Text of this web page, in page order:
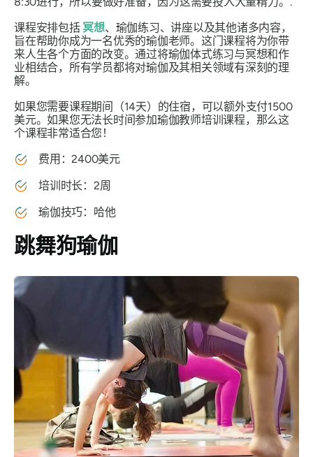
课程安排包括 冥想、瑜伽练习、讲座以及其他诸多内容，
旨在帮助你成为一名优秀的瑜伽老师。这门课程将为你带
来人生各个方面的改变。通过将瑜伽体式练习与冥想和作
业相结合，所有学员都将对瑜伽及其相关领域有深刻的理
解。
如果您需要课程期间（14天）的住宿，可以额外支付1500
美元。如果您无法长时间参加瑜伽教师培训课程，那么这
个课程非常适合您！
费用：2400美元
培训时长：2周
瑜伽技巧：哈他
跳舞狗瑜伽